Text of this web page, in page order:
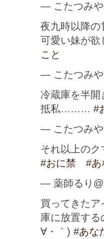
— こたつみ
夜九時以降の
可愛い妹が欲
こと
— こたつみ
冷蔵庫を半
抵私……… #
— こたつみ
それ以上の
#おに禁
#あ
— 薬師るり
買ってきた
庫に放置す
∀・｀) #あな